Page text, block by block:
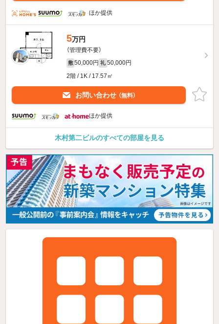
ほか提供
5万円
（管理費不要）
敷 50,000円 礼 50,000円
2階 / 1K / 17.57㎡
お問い合わせ （無料）
ほか提供
木村第二ビルのすべての部屋を見る